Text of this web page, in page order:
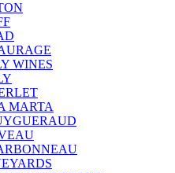
WINES
MARTA